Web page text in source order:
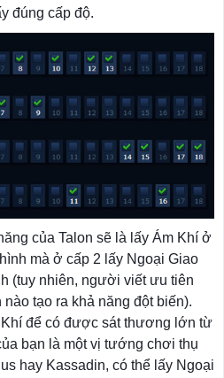
đúng cấp độ.
của Talon sẽ là lấy Ám Khí ở
mà ở cấp 2 lấy Ngoại Giao
(tuy nhiên, người viết ưu tiên
tạo ra khả năng đột biến).
để có được sát thương lớn từ
bạn là một vị tướng chơi thụ
hay Kassadin, có thể lấy Ngoại